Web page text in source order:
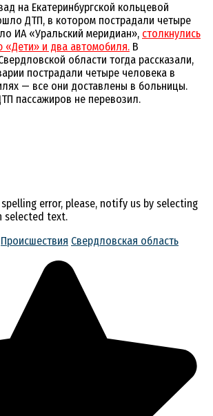
на Екатеринбургской кольцевой
ДТП, в котором пострадали четыре
ИА «Уральский меридиан», столкнулись
«Дети» и два автомобиля. В
области тогда рассказали,
пострадали четыре человека в
— все они доставлены в больницы.
пассажиров не перевозил.
error, please, notify us by selecting
selected text.
Происшествия Свердловская область